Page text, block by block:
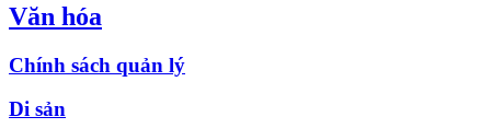
Văn hóa
Chính sách quản lý
Di sản